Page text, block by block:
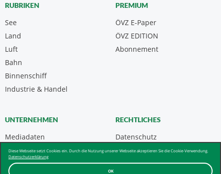
OK
Diese Webseite setzt Cookies ein. Durch die Nutzung unserer Webseite akzeptieren Sie die Cookie-Verwendung.
Datenschutzerklärung
RUBRIKEN
See
Land
Luft
Bahn
Binnenschiff
Industrie & Handel
PREMIUM
ÖVZ E-Paper
Abonnement
ÖVZ EDITION
UNTERNEHMEN
Mediadaten
Kontakt
Über uns & AGB
RECHTLICHES
Datenschutz
Impressum